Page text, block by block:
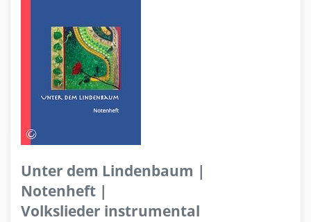
Unter dem Lindenbaum |
Notenheft |
Volkslieder instrumental